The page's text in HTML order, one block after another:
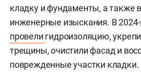
кладку и фундаменты, а также
инженерные изыскания. В
провели гидроизоляцию,
трещины, очистили фасад и
поврежденные участки кладки.